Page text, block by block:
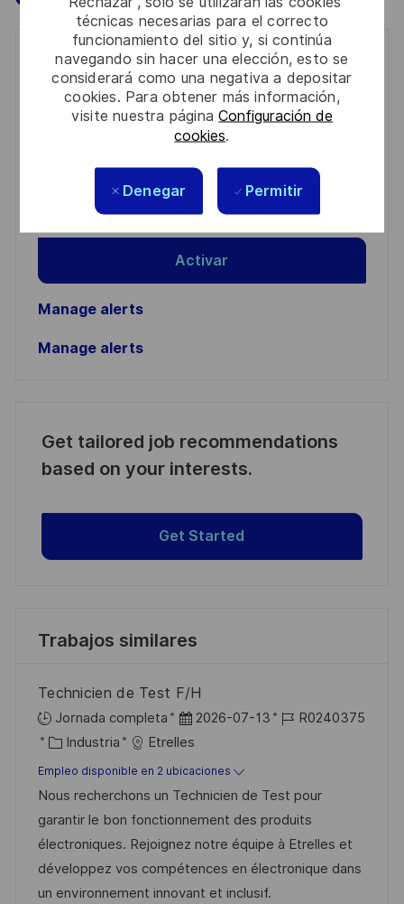
técnicas necesarias para el correcto
funcionamiento del sitio y, si continúa
navegando sin hacer una elección, esto se
considerará como una negativa a depositar
cookies. Para obtener más información,
visite nuestra páginaConfiguración de
cookies.
Denegar Permitir
Get notified for similar jobs
You'll receive updates once a week
(Required)
Revise y acepte los términos del procesamiento de
su información personal
Activar
Manage alerts
Manage alerts
Get tailored job recommendations
based on your interests.
Get Started
Trabajos similares
Technicien de Test F/H
Jornada completa
F
e
c
h
a
d
e
p
2026-07-13
I
e
e
m
p
R0240375
C
a
t
e
g
o
r
Industria Etrelles
Empleo disponible en 2 ubicaciones
Nous recherchons un Technicien de Test pour
garantir le bon fonctionnement des produits
électroniques. Rejoignez notre équipe à Etrelles et
développez vos compétences en électronique dans
un environnement innovant et inclusif.